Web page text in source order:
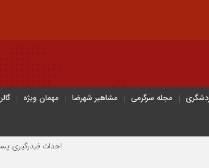
مجله سرگرمی مشاهیر شهرضا مهمان ویژه
احداث فیدرگیری پست سیار